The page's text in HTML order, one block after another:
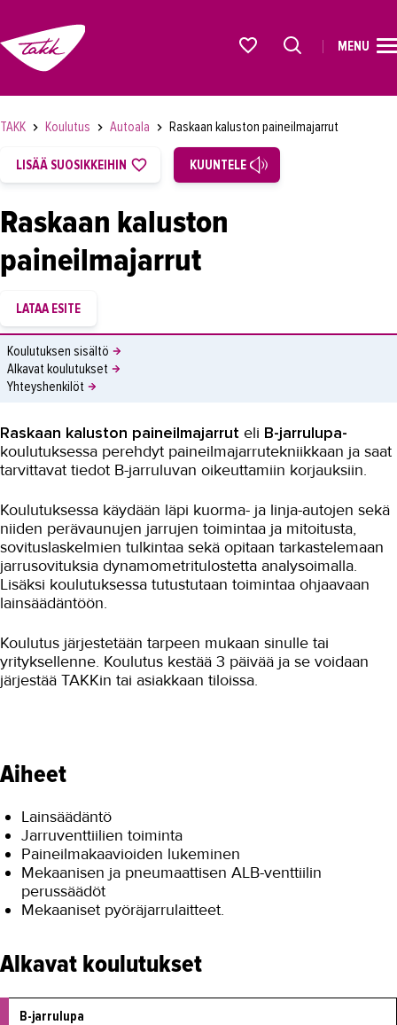
YRITYKSILLE
TAKK
AJANKOHTAISTA
OMA TAKK
YHTEYSTIEDOT
IN ENGLISH
MENU
TAKK Koulutus Autoala Raskaan kaluston paineilmajarrut
LISÄÄ SUOSIKKEIHIN KUUNTELE
Raskaan kaluston
paineilmajarrut
Koulutuksen sisältö
Alkavat koulutukset
Yhteyshenkilöt
Raskaan kaluston paineilmajarrut eli B-jarrulupa-
koulutuksessa perehdyt paineilmajarrutekniikkaan ja saat
tarvittavat tiedot B-jarruluvan oikeuttamiin korjauksiin.
Koulutuksessa käydään läpi kuorma- ja linja-autojen sekä
niiden perävaunujen jarrujen toimintaa ja mitoitusta,
sovituslaskelmien tulkintaa sekä opitaan tarkastelemaan
jarrusovituksia dynamometritulostetta analysoimalla.
Lisäksi koulutuksessa tutustutaan toimintaa ohjaavaan
lainsäädäntöön.
Koulutus järjestetään tarpeen mukaan sinulle tai
yrityksellenne. Koulutus kestää 3 päivää ja se voidaan
järjestää TAKKin tai asiakkaan tiloissa.
Aiheet
Lainsäädäntö
Jarruventtiilien toiminta
Paineilmakaavioiden lukeminen
Mekaanisen ja pneumaattisen ALB-venttiilin
perussäädöt
Mekaaniset pyöräjarrulaitteet.
Alkavat koulutukset
B-jarrulupa